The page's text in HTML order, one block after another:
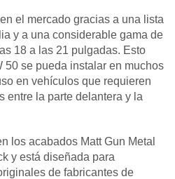
el mercado gracias a una lista
y a una considerable gama de
18 a las 21 pulgadas. Esto
50 se pueda instalar en muchos
en vehículos que requieren
entre la parte delantera y la
los acabados Matt Gun Metal
y está diseñada para
de fabricantes de